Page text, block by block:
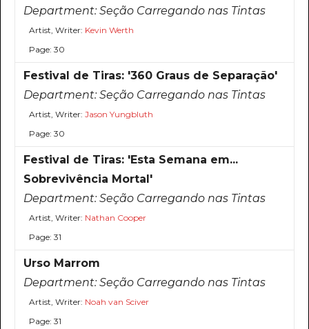
Department:Seção Carregando nas Tintas
Artist, Writer: Kevin Werth
Page: 30
Festival de Tiras: '360 Graus de Separação'
Department:Seção Carregando nas Tintas
Artist, Writer: Jason Yungbluth
Page: 30
Festival de Tiras: 'Esta Semana em...
Sobrevivência Mortal'
Department:Seção Carregando nas Tintas
Artist, Writer: Nathan Cooper
Page: 31
Urso Marrom
Department:Seção Carregando nas Tintas
Artist, Writer: Noah van Sciver
Page: 31